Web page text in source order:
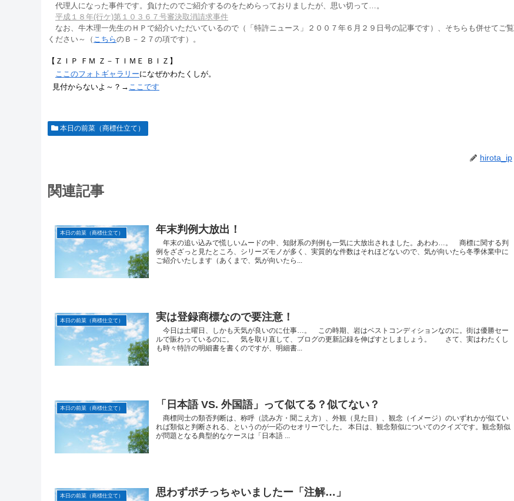
代理人になった事件です。負けたのでご紹介するのをためらっておりましたが、思い切って…。
平成１８年(行ケ)第１０３６７号審決取消請求事件
なお、牛木理一先生のＨＰで紹介いただいているので（「特許ニュース」２００７年６月２９日号の記事です）、そちらも併せてご覧
ください～（ こちらのＢ－２７の項です）。
【ＺＩＰ ＦＭ Ｚ－ＴＩＭＥ ＢＩＺ】
ここのフォトギャラリーになぜかわたくしが。
見付からないよ～？→ ここです
本日の前菜（商標仕立て）
hirota_ip
関連記事
本日の前菜（商標仕立て） 年末判例大放出！
年末の追い込みで慌しいムードの中、知財系の判例も一気に大放出されました。あわわ…。 商標に関する判
例をざざっと見たところ、シリーズモノが多く、実質的な件数はそれほどないので、気が向いたら冬季休業中に
ご紹介いたします（あくまで、気が向いたら...
本日の前菜（商標仕立て） 実は登録商標なので要注意！
今日は土曜日、しかも天気が良いのに仕事…。 この時期、岩はベストコンディションなのに。街は優勝セー
ルで賑わっているのに。 気を取り直して、ブログの更新記録を伸ばすとしましょう。 さて、実はわたくし
も時々特許の明細書を書くのですが、明細書...
本日の前菜（商標仕立て） 「日本語 VS. 外国語」って似てる？似てない？
商標同士の類否判断は、称呼（読み方・聞こえ方）、外観（見た目）、観念（イメージ）のいずれかが似てい
れば類似と判断される、というのが一応のセオリーでした。 本日は、観念類似についてのクイズです。観念類似
が問題となる典型的なケースは「日本語 ...
本日の前菜（商標仕立て） 思わずポチっちゃいましたー「注解…」